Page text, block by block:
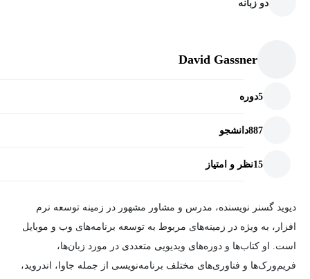
اندروید بردارید، این دوره نقطه‌ی شروعی عالی برای شما خواهد بود.
ساختن چیزهایی که شاید همین امروز فقط یک رویا باشند.
دو زبانه
David Gassner
5دوره
887دانشجو
15نظر و امتیاز
دیوید گسنر نویسنده، مدرس و مشاور مشهور در زمینه توسعه نرم
افزار، به ویژه در زمینه‌های مربوط به توسعه برنامه‌های وب و موبایل
است. او کتاب‌ها و دوره‌های ویدیویی متعددی در مورد زبان‌ها،
فریم‌ورک‌ها و فناوری‌های مختلف برنامه‌نویسی از جمله جاوا، اندروید،